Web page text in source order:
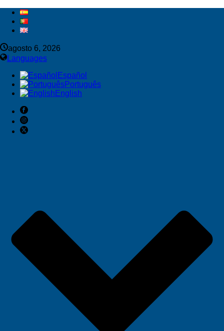
agosto 6, 2026
Languages
Español
Português
English